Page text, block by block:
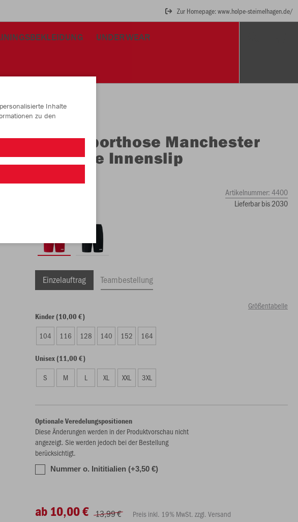
Zur Homepage: www.holpe-steimelhagen.de/
UNDERWEAR
JAKO Sporthose Manchester
2.0 ohne Innenslip
Artikelnummer:4400
Lieferbar bis 2030
Einzelauftrag Teambestellung
Größentabelle
Kinder (10,00 €)
104 116 128 140 152 164
Unisex (11,00 €)
S M L XL XXL 3XL
Optionale Veredelungspositionen
Diese Änderungen werden in der Produktvorschau nicht
angezeigt. Sie werden jedoch bei der Bestellung
berücksichtigt.
Nummer o. Inititialien (+3,50 €)
ab 10,00 € 13,99 €
Preis inkl. 19% MwSt. zzgl. Versand
Inhalte
zu den